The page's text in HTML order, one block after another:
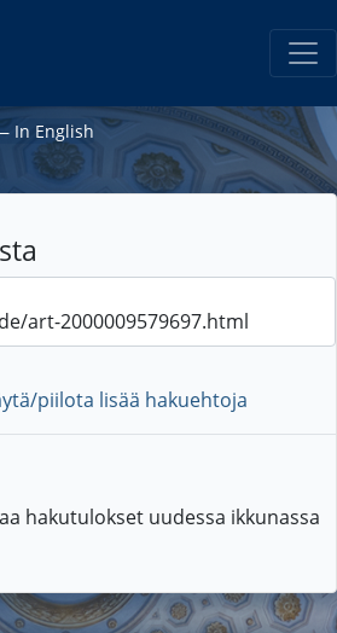
In English
piilota lisää hakuehtoja
hakutulokset uudessa ikkunassa